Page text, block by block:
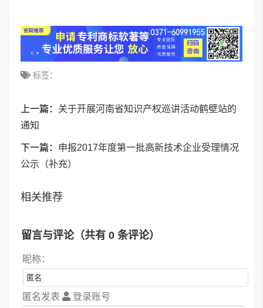
标签：
上一篇： 关于开展河南省知识产权巡讲活动鹤壁站的
通知
下一篇： 申报2017年度第一批高新技术企业受理情况
公示（补充）
相关推荐
留言与评论（共有 0 条评论）
昵称：
匿名发表 登录账号